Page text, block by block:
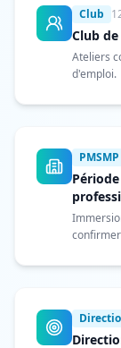
Club
Club
Ateliers
d'emploi.
PMSMP